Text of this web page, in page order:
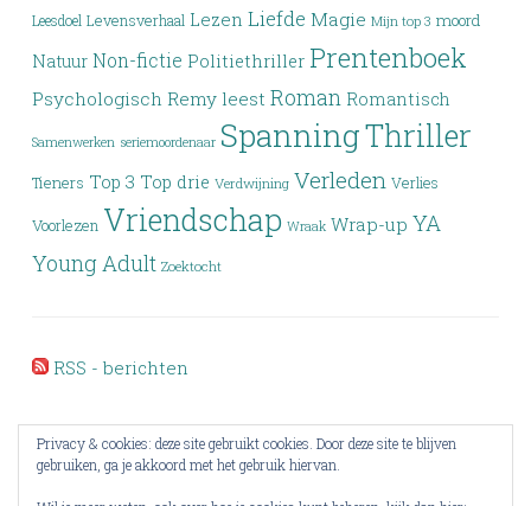
Leesdoel Levensverhaal Lezen Liefde Magie Mijn top 3 moord
Natuur Non-fictie Politiethriller Prentenboek
Psychologisch Remy leest Roman Romantisch
Samenwerken seriemoordenaar SpanningThriller
Tieners Top 3 Top drie Verdwijning Verleden Verlies
Voorlezen Vriendschap Wraak Wrap-up YA
Young Adult Zoektocht
RSS - berichten
Privacy & cookies: deze site gebruikt cookies. Door deze site te blijven
gebruiken, ga je akkoord met het gebruik hiervan.